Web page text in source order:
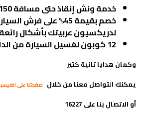
خدمة ونش إنقاذ حتى مسافة 150 كم
خصم بقيمة 45% على فرش
لدريكسيون عربيتك بأشكال
12 كوبون لغسيل السيارة من الداخل والخارج.
وكمان هدايا تانية كتير
يمكنك التواصل معنا من خلال صفحتنا على
أو الاتصال بنا على 16227